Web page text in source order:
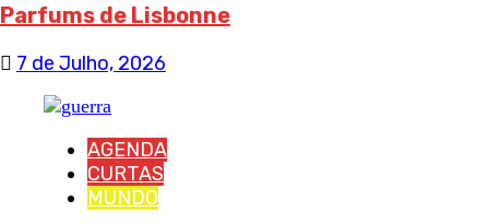
Parfums de Lisbonne
7 de Julho, 2026
AGENDA
CURTAS
MUNDO